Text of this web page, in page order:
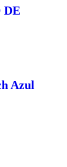
DE
Azul